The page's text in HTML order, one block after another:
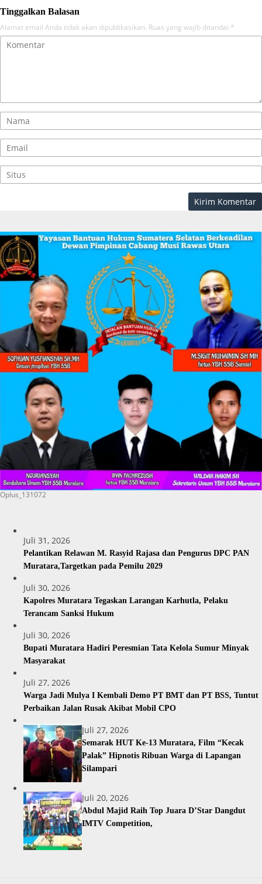
Tinggalkan Balasan
Alamat email Anda tidak akan dipublikasikan. Ruas yang wajib ditandai *
Oplus_131072
Juli 31, 2026
Pelantikan Relawan M. Rasyid Rajasa dan Pengurus DPC PAN
Muratara,Targetkan pada Pemilu 2029
Juli 30, 2026
Kapolres Muratara Tegaskan Larangan Karhutla, Pelaku
Terancam Sanksi Hukum
Juli 30, 2026
Bupati Muratara Hadiri Peresmian Tata Kelola Sumur Minyak
Masyarakat
Juli 27, 2026
Warga Jadi Mulya I Kembali Demo PT BMT dan PT BSS, Tuntut
Perbaikan Jalan Rusak Akibat Mobil CPO
Juli 27, 2026
Semarak HUT Ke-13 Muratara, Film “Kecak
Palak” Hipnotis Ribuan Warga di Lapangan
Silampari
Juli 20, 2026
Abdul Majid Raih Top Juara D’Star Dangdut
IMTV Competition,